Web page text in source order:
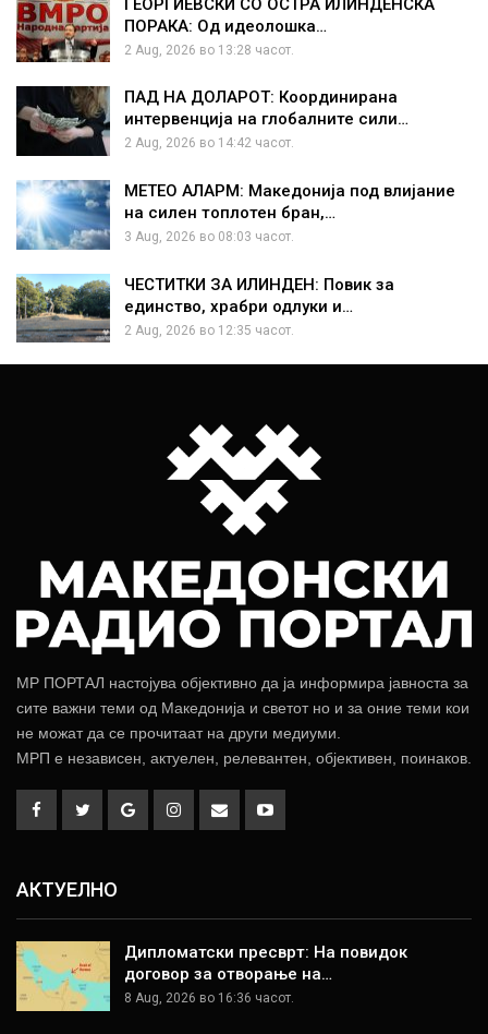
ГЕОРГИЕВСКИ СО ОСТРА ИЛИНДЕНСКА
ПОРАКА: Од идеолошка…
2 Aug, 2026 во 13:28 часот.
ПАД НА ДОЛАРОТ: Координирана
интервенција на глобалните сили…
2 Aug, 2026 во 14:42 часот.
МЕТЕО АЛАРМ: Македонија под влијание
на силен топлотен бран,…
3 Aug, 2026 во 08:03 часот.
ЧЕСТИТКИ ЗА ИЛИНДЕН: Повик за
единство, храбри одлуки и…
2 Aug, 2026 во 12:35 часот.
МР ПОРТАЛ настојува објективно да ја информира јавноста за
сите важни теми од Македонија и светот но и за оние теми кои
не можат да се прочитаат на други медиуми.
МРП е независен, актуелен, релевантен, објективен, поинаков.
АКТУЕЛНО
Дипломатски пресврт: На повидок
договор за отворање на…
8 Aug, 2026 во 16:36 часот.